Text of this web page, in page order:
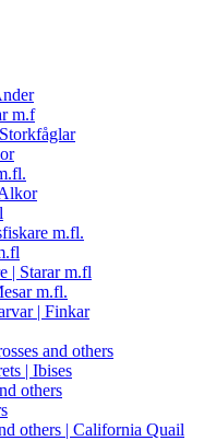
m.f
m.fl.
| Starar m.fl
m.fl.
| Finkar
and others
| Ibises
others
others | California Quail